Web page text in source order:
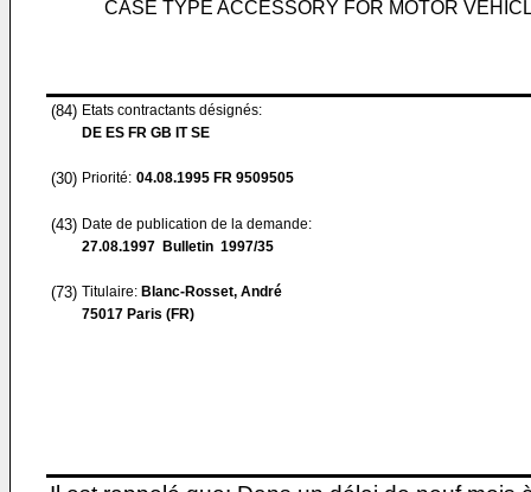
CASE TYPE ACCESSORY FOR MOTOR
(84) Etats contractants désignés:
DE ES FR GB IT SE
(30) Priorité: 04.08.1995 FR 9509505
(43) Date de publication de la demande:
27.08.1997 Bulletin 1997/35
(73) Titulaire: Blanc-Rosset, André
75017 Paris (FR)